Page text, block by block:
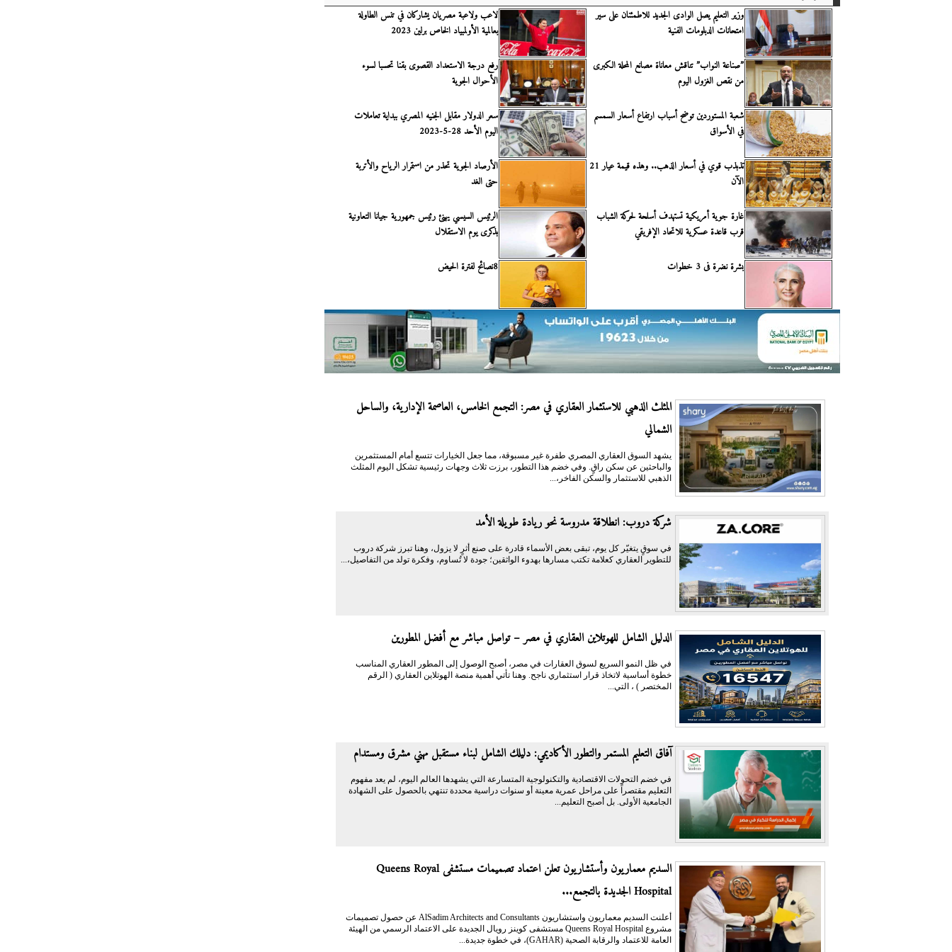
وزير التعليم يصل الوادى الجديد للاطمئنان على سير
امتحانات الدبلومات الفنية
لاعب ولاعبة مصريان يشاركان في تنس الطاولة
بعالمية الأولمبياد الخاص برلين 2023
”صناعة النواب” تناقش معاناة مصانع المحلة الكبرى
من نقص الغزول اليوم
رفع درجة الاستعداد القصوى بقنا تحسبا لسوء
الأحوال الجوية
شعبة المستوردين توضح أسباب ارتفاع أسعار السمسم
في الأسواق
سعر الدولار مقابل الجنيه المصري ببداية تعاملات
اليوم الأحد 28-5-2023
تذبذب قوي في أسعار الذهب.. وهذه قيمة عيار 21
الآن
الأرصاد الجوية تحذر من استمرار الرياح والأتربة
حتى الغد
غارة جوية أمريكية تستهدف أسلحة لحركة الشباب
قرب قاعدة عسكرية للاتحاد الإفريقي
الرئيس السيسي يهنئ رئيس جمهورية جيانا التعاونية
بذكرى يوم الاستقلال
بشرة نضرة فى 3 خطوات 8نصائح لفترة الحيض
المثلث الذهبي للاستثمار العقاري في مصر: التجمع الخامس، العاصمة الإدارية، والساحل
الشمالي
يشهد السوق العقاري المصري طفرة غير مسبوقة، مما جعل الخيارات تتسع أمام المستثمرين
والباحثين عن سكن راقٍ. وفي خضم هذا التطور، برزت ثلاث وجهات رئيسية تشكل اليوم المثلث
الذهبي للاستثمار والسكن الفاخر،...
شركة دروب: انطلاقة مدروسة نحو ريادة طويلة الأمد
في سوقٍ يتغيّر كل يوم، تبقى بعض الأسماء قادرة على صنع أثرٍ لا يزول، وهنا تبرز شركة دروب
للتطوير العقاري كعلامة تكتب مسارها بهدوء الواثقين؛ جودة لا تُساوم، وفكرة تولد من التفاصيل،...
الدليل الشامل للهوتلاين العقاري في مصر – تواصل مباشر مع أفضل المطورين
في ظل النمو السريع لسوق العقارات في مصر، أصبح الوصول إلى المطور العقاري المناسب
خطوة أساسية لاتخاذ قرار استثماري ناجح. وهنا تأتي أهمية منصة الهوتلاين العقاري ( الرقم
المختصر ) ، التي...
آفاق التعليم المستمر والتطور الأكاديمي: دليلك الشامل لبناء مستقبل مهني مشرق ومستدام
في خضم التحولات الاقتصادية والتكنولوجية المتسارعة التي يشهدها العالم اليوم، لم يعد مفهوم
التعليم مقتصراً على مراحل عمرية معينة أو سنوات دراسية محددة تنتهي بالحصول على الشهادة
الجامعية الأولى. بل أصبح التعليم...
السديم معماريون وأستشاريون تعلن اعتماد تصميمات مستشفى Queens Royal
Hospital الجديدة بالتجمع...
أعلنت السديم معماريون واستشاريون AlSadim Architects and Consultants عن حصول تصميمات
مشروع Queens Royal Hospital مستشفى كوينز رويال الجديدة على الاعتماد الرسمي من الهيئة
العامة للاعتماد والرقابة الصحية (GAHAR)، في خطوة جديدة...